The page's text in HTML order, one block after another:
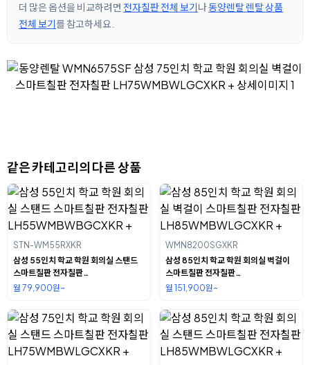
더 많은 옵션을 비교하려면 전자칠판 전체 보기나동양렌탈 렌탈 상품
전체 보기를 참고하세요.
같은 카테고리의 다른 상품
STN-WM55RXKR
삼성 55인치 학교 학원 회의실 스탠드
스마트칠판 전자칠판
LH55WMBWBGCXKR +
월 79,900원~
WMN8200SGXKR
삼성 85인치 학교 학원 회의실 벽걸이
스마트칠판 전자칠판
LH85WMBWLGCXKR +
월 151,900원~